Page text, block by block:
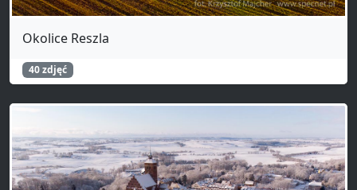
Okolice Reszla
40 zdjęć